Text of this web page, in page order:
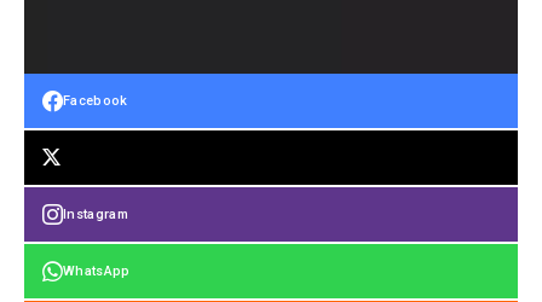
Facebook
Instagram
WhatsApp